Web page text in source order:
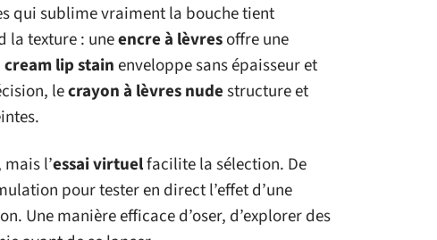
qui sublime vraiment la bouche tient
la texture : uneencre à lèvresoffre une
cream lip stainenveloppe sans épaisseur et
lecrayon à lèvres nudestructure et
l’essai virtuelfacilite la sélection. De
pour tester en direct l’effet d’une
Une manière efficace d’oser, d’explorer des